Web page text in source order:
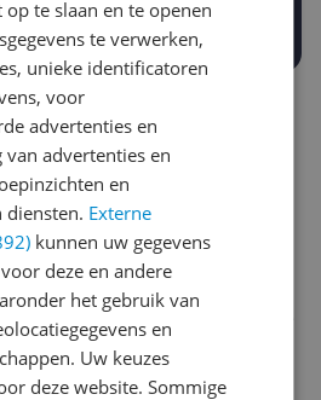
aanzetten
geschreven
en wil je graag je mening
met het schrijven van je
details duurt het schrijven
tussen de 3 en 10 minuten.
andere bezoekers een betere
je iedere maand kans op
actievoorwaarden.
te slaan en te openen
te verwerken,
unieke identificatoren
voor
advertenties en
advertenties en
en
diensten. Externe
kunnen uw gegevens
deze en andere
het gebruik van
en
Uw keuzes
deze website. Sommige